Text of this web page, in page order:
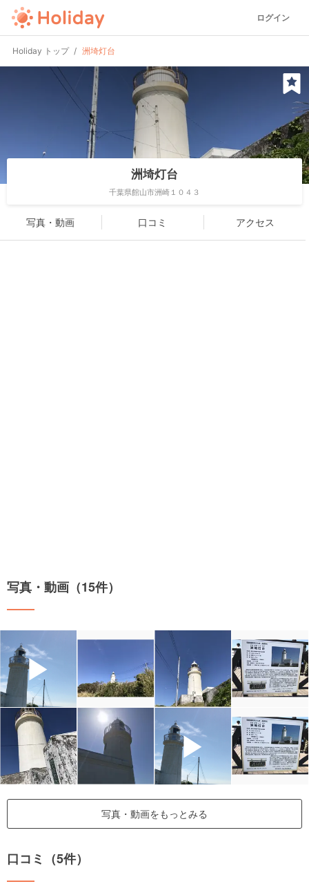
ログイン
Holiday トップ 洲埼灯台
洲埼灯台
千葉県館山市洲崎１０４３
写真・動画 口コミ アクセス
写真・動画（15件）
▶
▶
写真・動画をもっとみる
口コミ（5件）